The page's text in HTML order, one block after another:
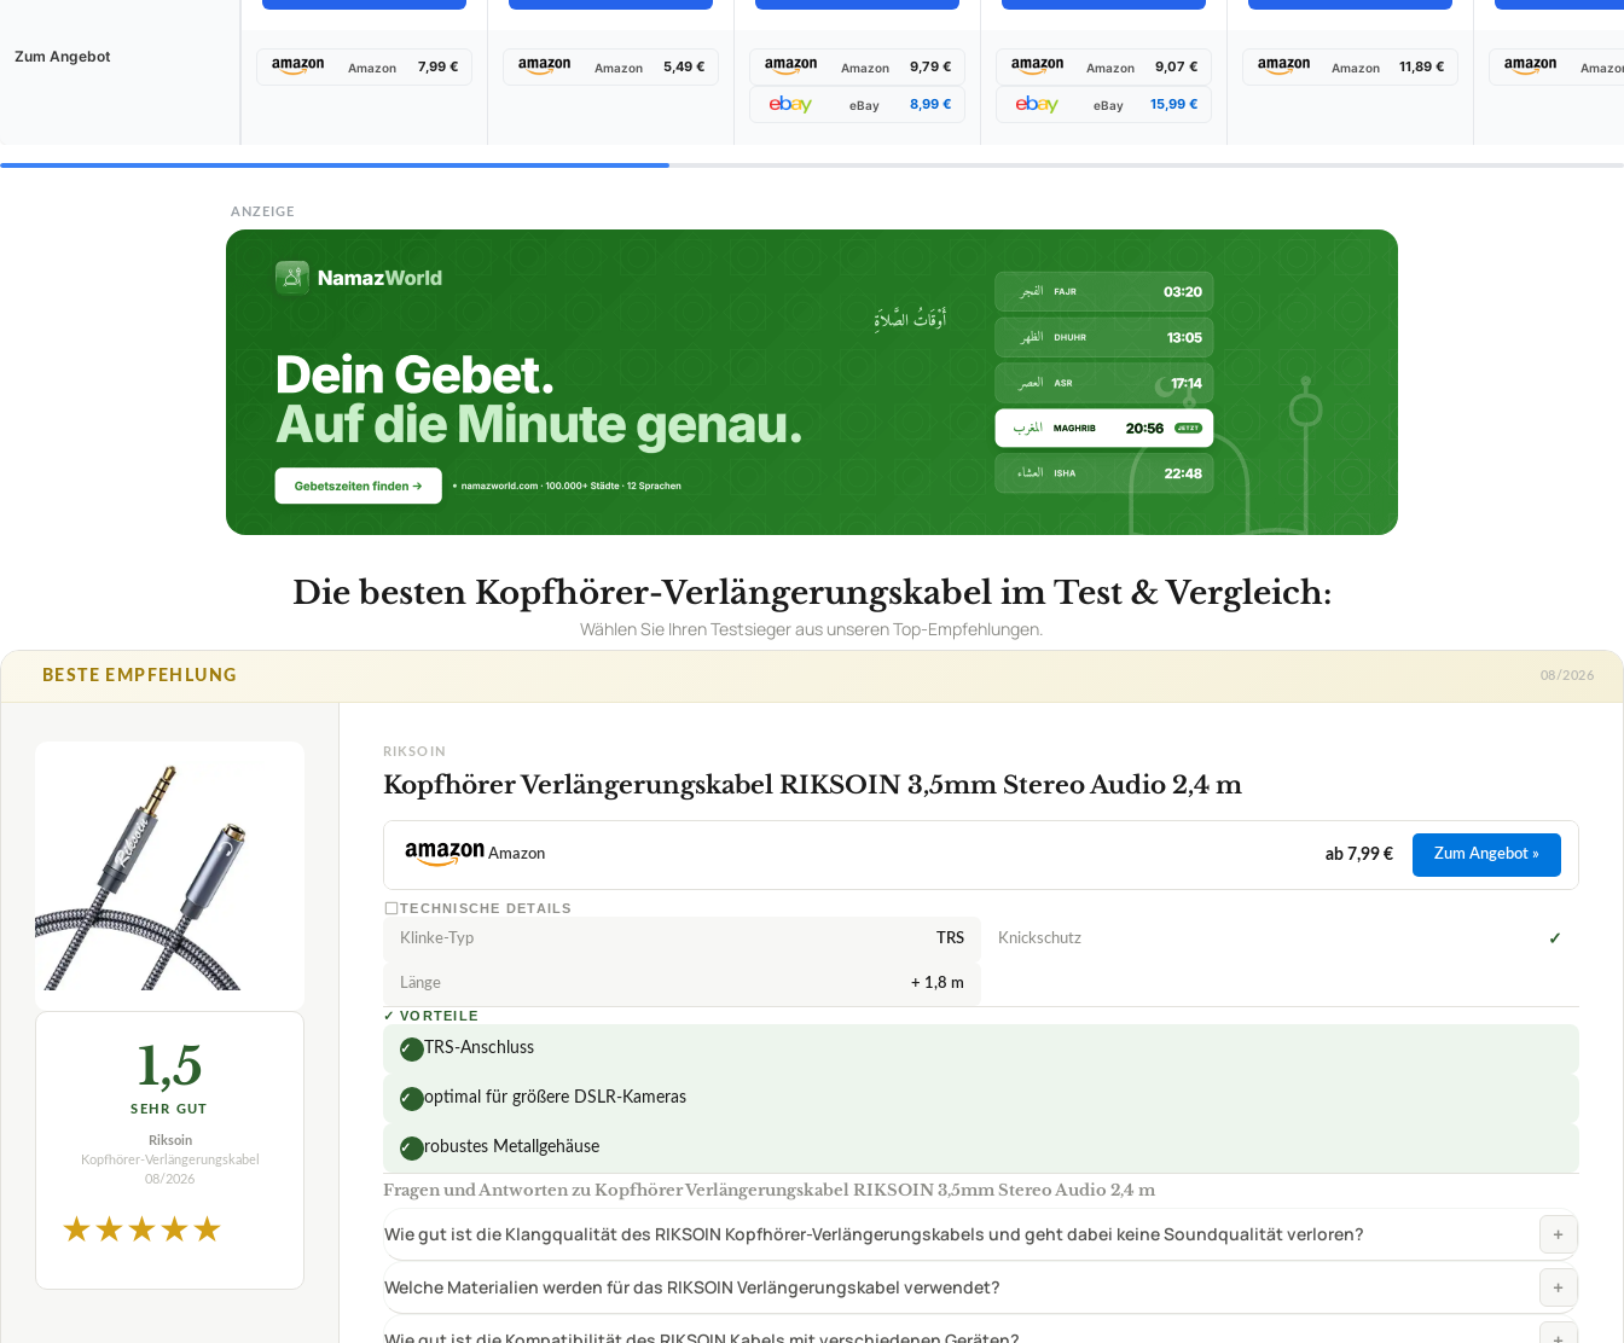
Zum Angebot
Amazon 7,99 € Amazon 5,49 € Amazon 9,79 €
eBay 8,99 €
Amazon 9,07 €
eBay 15,99 €
Amazon 11,89 €
ANZEIGE
Die besten Kopfhörer-Verlängerungskabel im Test & Vergleich:
Wählen Sie Ihren Testsieger aus unseren Top-Empfehlungen.
1,5
SEHR GUT
Riksoin
Kopfhörer-Verlängerungskabel
★★★★★
RIKSOIN
Kopfhörer Verlängerungskabel RIKSOIN 3,5mm Stereo Audio 2,4 m
TECHNISCHE DETAILS
TRS Knickschutz
✓ TRS-Anschluss
✓ optimal für größere DSLR-Kameras
✓ robustes Metallgehäuse
Fragen und Antworten zu Kopfhörer Verlängerungskabel RIKSOIN 3,5mm Stereo Audio 2,4 m
Wie gut ist die Klangqualität des RIKSOIN Kopfhörer-Verlängerungskabels und geht dabei keine Soundqualität verloren? +
Welche Materialien werden für das RIKSOIN Verlängerungskabel verwendet?
Wie gut ist die Kompatibilität des RIKSOIN Kabels mit verschiedenen Geräten?
Gibt es besondere Pflegehinweise für das Verlängerungskabel?
test-vergleiche.com
08/2026